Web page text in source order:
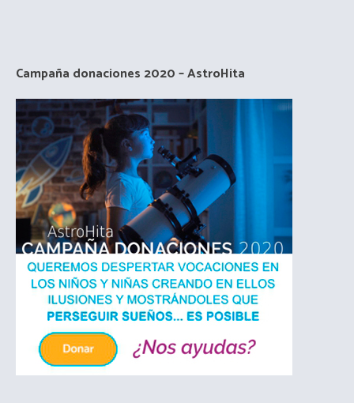
Campaña donaciones 2020 – AstroHita